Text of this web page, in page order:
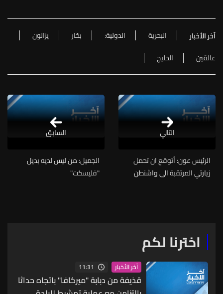
آخر الأخبار البحرية الدولية: بحّار
يزالون
عالقين
الخليج
التالي
الرئيس عون: أتوقع ان تحمل
زيارتي المرتقبة الى واشنطن
الجميل: من ليس لديه بديل
"فليسكت"
السابق
اخترنا لكم
آخر الأخبار 11:31
قذيفة من دبابة "ميركافا" باتجاه حداثا